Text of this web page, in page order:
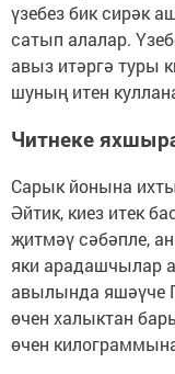
үзебез бик сирәк
сатып алалар.
авыз итәргә туры
шуның итен
Читнеке
Сарык йонына
Әйтик, киез итек
җитмәү сәбәпле,
яки арадашчылар
авылында яшәүче
өчен халыктан
өчен